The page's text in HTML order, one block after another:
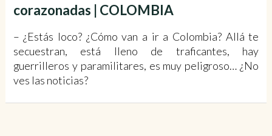
corazonadas | COLOMBIA
– ¿Estás loco? ¿Cómo van a ir a Colombia? Allá te
secuestran, está lleno de traficantes, hay
guerrilleros y paramilitares, es muy peligroso… ¿No
ves las noticias?